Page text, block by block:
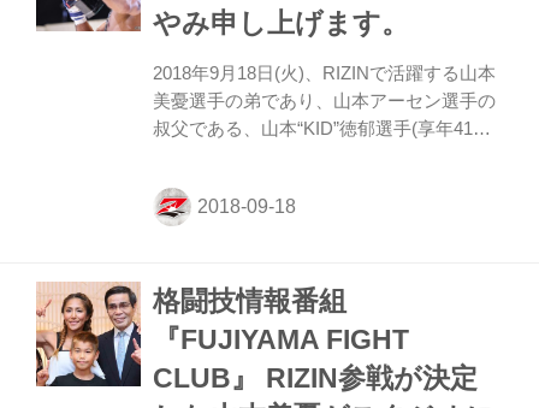
ャー / KRAZY BEE 代表代行) <発起人> ※
やみ申し上げます。
2018年9月18日(火)、RIZINで活躍する山本
美憂選手の弟であり、山本アーセン選手の
叔父である、山本“KID”徳郁選手(享年41歳6
一同、心からお悔やみ申し上げます。 ◆榊
原信行RIZIN実行委員長 「山本“KID”徳郁選
残した功績に心から敬意を表します。どう
か安らかにお眠り下さい。残された我々は
KID選手のファイティングスピリットを継
承し、これからも全力で日本の格闘技界の
格闘技情報番組
『FUJIYAMA FIGHT
CLUB』 RIZIN参戦が決定